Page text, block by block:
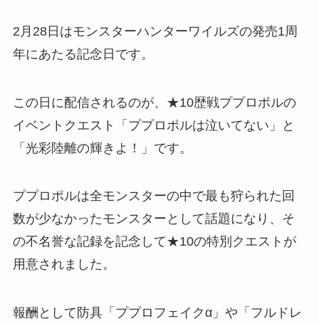
2月28日はモンスターハンターワイルズの発売1周
年にあたる記念日です。
この日に配信されるのが、★10歴戦ププロポルの
イベントクエスト「ププロポルは泣いてない」と
「光彩陸離の輝きよ！」です。
ププロポルは全モンスターの中で最も狩られた回
数が少なかったモンスターとして話題になり、そ
の不名誉な記録を記念して★10の特別クエストが
用意されました。
報酬として防具「ププロフェイクα」や「フルドレ